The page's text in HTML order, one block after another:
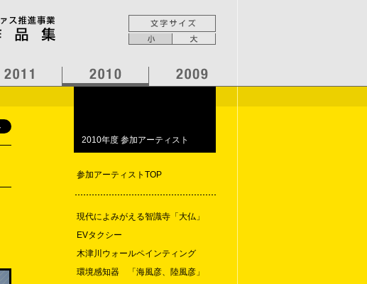
2010年度 参加アーティスト
参加アーティストTOP
現代によみがえる智識寺「大仏」
EVタクシー
木津川ウォールペインティング
環境感知器 「海風彦、陸風彦」